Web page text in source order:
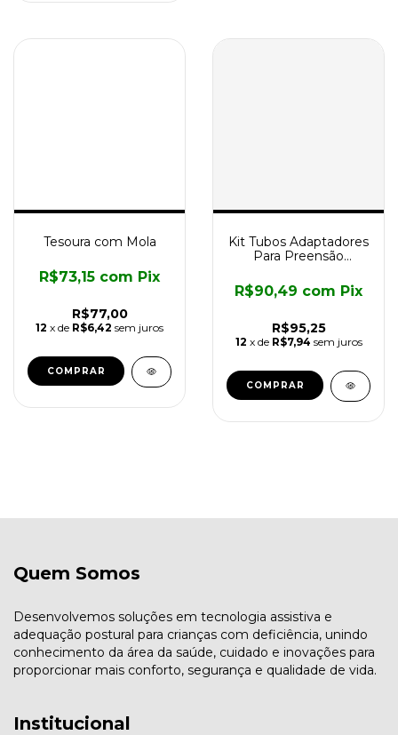
Tesoura com Mola
R$77,00
R$73,15 com Pix
12 x de R$6,42 sem juros
Kit Tubos Adaptadores
Para Preensão
R$95,25
R$90,49 com Pix
12 x de R$7,94 sem juros
Quem Somos
Desenvolvemos soluções em tecnologia assistiva e
adequação postural para crianças com deficiência, unindo
conhecimento da área da saúde, cuidado e inovações para
proporcionar mais conforto, segurança e qualidade de vida.
Institucional